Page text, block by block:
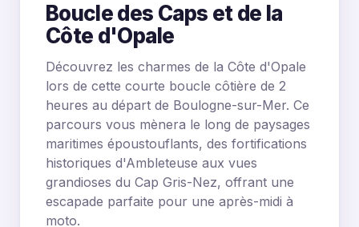
Boucle des Caps et de la
Côte d'Opale
Découvrez les charmes de la Côte d'Opale
lors de cette courte boucle côtière de 2
heures au départ de Boulogne-sur-Mer. Ce
parcours vous mènera le long de paysages
maritimes époustouflants, des fortifications
historiques d'Ambleteuse aux vues
grandioses du Cap Gris-Nez, offrant une
escapade parfaite pour une après-midi à
moto.